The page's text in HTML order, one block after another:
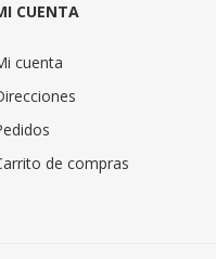
CUENTA
cuenta
de compras